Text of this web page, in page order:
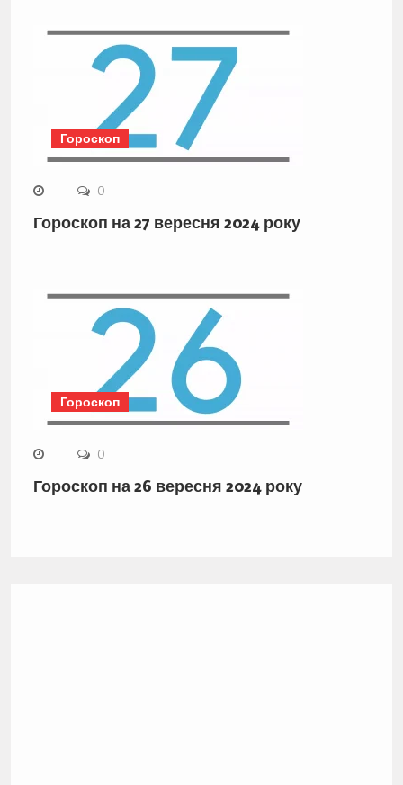
Гороскоп
0
Гороскоп на 27 вересня 2024 року
Гороскоп
0
Гороскоп на 26 вересня 2024 року